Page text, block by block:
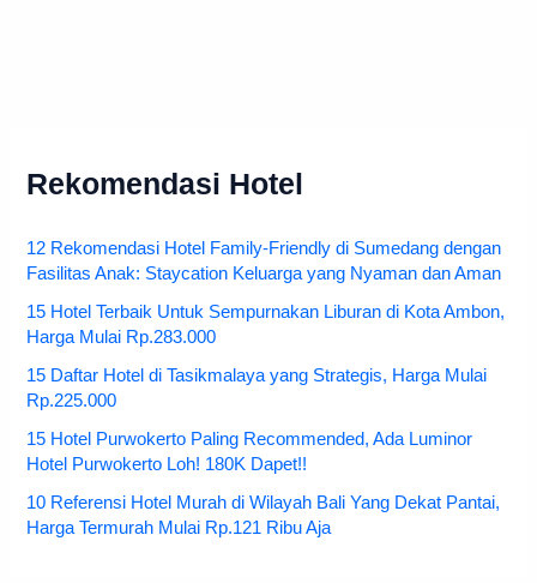
Rekomendasi Hotel
12 Rekomendasi Hotel Family-Friendly di Sumedang dengan
Fasilitas Anak: Staycation Keluarga yang Nyaman dan Aman
15 Hotel Terbaik Untuk Sempurnakan Liburan di Kota Ambon,
Harga Mulai Rp.283.000
15 Daftar Hotel di Tasikmalaya yang Strategis, Harga Mulai
Rp.225.000
15 Hotel Purwokerto Paling Recommended, Ada Luminor
Hotel Purwokerto Loh! 180K Dapet!!
10 Referensi Hotel Murah di Wilayah Bali Yang Dekat Pantai,
Harga Termurah Mulai Rp.121 Ribu Aja